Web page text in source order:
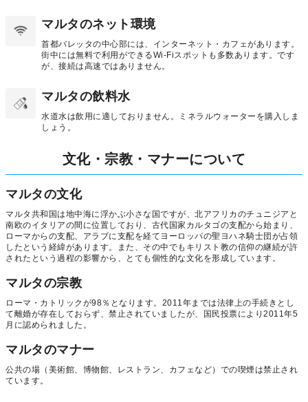
マルタのネット環境
首都バレッタの中心部には、インターネット・カフェがあります。
街中には無料で利用ができるWi-Fiスポットも多数あります。です
が、接続は高速ではありません。
マルタの飲料水
水道水は飲用に適しておりません。ミネラルウォーターを購入しま
しょう。
文化・宗教・マナーについて
マルタの文化
マルタ共和国は地中海に浮かぶ小さな国ですが、北アフリカのチュニジアと
南欧のイタリアの間に位置しており、古代国家カルタゴの支配から始まり、
ローマからの支配、アラブに支配を経てヨーロッパの聖ヨハネ騎士団が占領
したという経緯があります。また、その中でもキリスト教の信仰の継続が許
されたという過程の影響から、とても個性的な文化を形成しています。
マルタの宗教
ローマ・カトリックが98％となります。2011年までは法律上の手続きとし
て離婚が存在しておらず、禁止されていましたが、国民投票により2011年5
月に認められました。
マルタのマナー
公共の場（美術館、博物館、レストラン、カフェなど）での喫煙は禁止され
ています。